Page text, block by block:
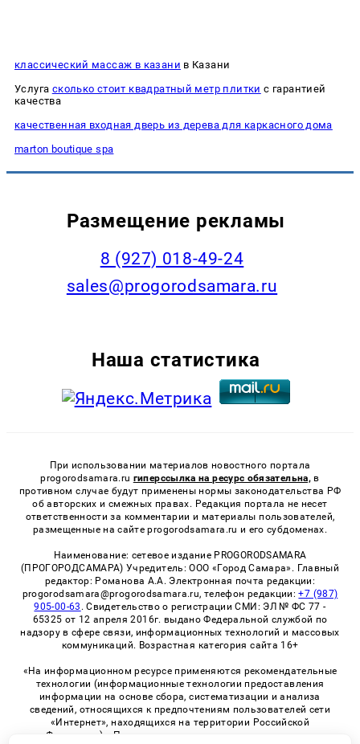
классический массаж в казани в Казани
Услуга сколько стоит квадратный метр плитки с гарантией
качества
качественная входная дверь из дерева для каркасного дома
marton boutique spa
Размещение рекламы
8 (927) 018-49-24
sales@progorodsamara.ru
Наша статистика
При использовании материалов новостного портала
progorodsamara.ru гиперссылка на ресурс обязательна, в
противном случае будут применены нормы законодательства РФ
об авторских и смежных правах. Редакция портала не несет
ответственности за комментарии и материалы пользователей,
размещенные на сайте progorodsamara.ru и его субдоменах.
Наименование: сетевое издание PROGORODSAMARA
(ПРОГОРОДСАМАРА) Учредитель: ООО «Город Самара». Главный
редактор: Романова А.А. Электронная почта редакции:
progorodsamara@progorodsamara.ru, телефон редакции:+7 (987)
905-00-63 . Свидетельство о регистрации СМИ: ЭЛ № ФС 77 -
65325 от 12 апреля 2016г. выдано Федеральной службой по
надзору в сфере связи, информационных технологий и массовых
коммуникаций. Возрастная категория сайта 16+
«На информационном ресурсе применяются рекомендательные
технологии (информационные технологии предоставления
информации на основе сбора, систематизации и анализа
сведений, относящихся к предпочтениям пользователей сети
«Интернет», находящихся на территории Российской
Федерации)». Правила применения рекомендательных